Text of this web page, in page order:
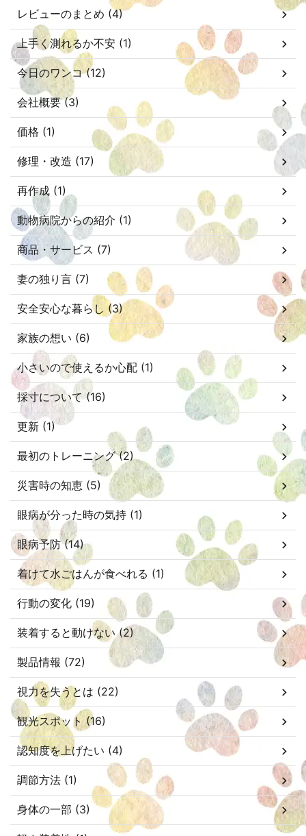
レビューのまとめ (4)
上手く測れるか不安 (1)
今日のワンコ (12)
会社概要 (3)
価格 (1)
修理・改造 (17)
再作成 (1)
動物病院からの紹介 (1)
商品・サービス (7)
妻の独り言 (7)
安全安心な暮らし (3)
家族の想い (6)
小さいので使えるか心配 (1)
採寸について (16)
更新 (1)
最初のトレーニング (2)
災害時の知恵 (5)
眼病が分った時の気持 (1)
眼病予防 (14)
着けて水ごはんが食べれる (1)
行動の変化 (19)
装着すると動けない (2)
製品情報 (72)
視力を失うとは (22)
観光スポット (16)
認知度を上げたい (4)
調節方法 (1)
身体の一部 (3)